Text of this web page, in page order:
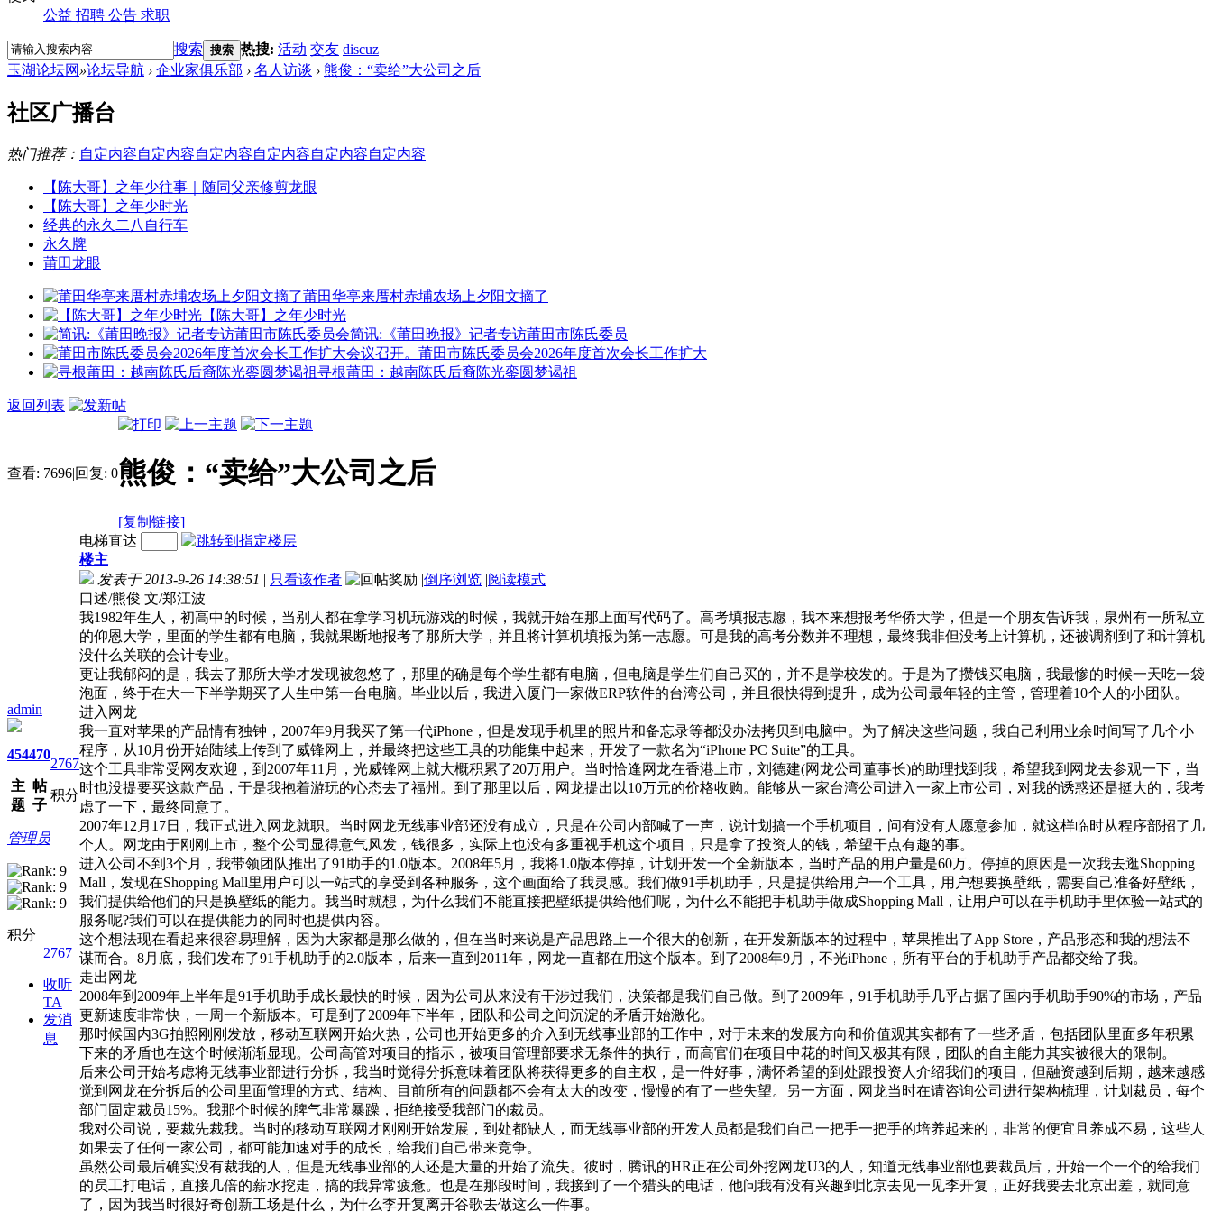
公益 招聘 公告 求职
搜索 搜索 热搜: 活动 交友 discuz
玉湖论坛网 »论坛导航 › 企业家俱乐部 › 名人访谈 › 熊俊：“卖给”大公司之后
社区广播台
热门推荐： 自定内容自定内容自定内容自定内容自定内容自定内容
【陈大哥】之年少往事｜随同父亲修剪龙眼
【陈大哥】之年少时光
经典的永久二八自行车
永久牌
莆田龙眼
莆田华亭来厝村赤埔农场上夕阳文摘了
【陈大哥】之年少时光
简讯:《莆田晚报》记者专访莆田市陈氏委员
莆田市陈氏委员会2026年度首次会长工作扩大
寻根莆田：越南陈氏后裔陈光銮圆梦谒祖
返回列表
查看: 7696|回复: 0熊俊：“卖给”大公司之后
[复制链接]
admin
454
主
题
470
帖
子
2767
积分
管理员
积分
2767
收听
TA
发消
息
电梯直达
楼主
发表于 2013-9-26 14:38:51 | 只看该作者 |倒序浏览 |阅读模式
口述/熊俊 文/郑江波
我1982年生人，初高中的时候，当别人都在拿学习机玩游戏的时候，我就开始在那上面写代码了。高考填报志愿，我本来想报考华侨大学，但是一个朋友告诉我，泉州有一所私立
的仰恩大学，里面的学生都有电脑，我就果断地报考了那所大学，并且将计算机填报为第一志愿。可是我的高考分数并不理想，最终我非但没考上计算机，还被调剂到了和计算机
没什么关联的会计专业。
更让我郁闷的是，我去了那所大学才发现被忽悠了，那里的确是每个学生都有电脑，但电脑是学生们自己买的，并不是学校发的。于是为了攒钱买电脑，我最惨的时候一天吃一袋
泡面，终于在大一下半学期买了人生中第一台电脑。毕业以后，我进入厦门一家做ERP软件的台湾公司，并且很快得到提升，成为公司最年轻的主管，管理着10个人的小团队。
进入网龙
我一直对苹果的产品情有独钟，2007年9月我买了第一代iPhone，但是发现手机里的照片和备忘录等都没办法拷贝到电脑中。为了解决这些问题，我自己利用业余时间写了几个小
程序，从10月份开始陆续上传到了威锋网上，并最终把这些工具的功能集中起来，开发了一款名为“iPhone PC Suite”的工具。
这个工具非常受网友欢迎，到2007年11月，光威锋网上就大概积累了20万用户。当时恰逢网龙在香港上市，刘德建(网龙公司董事长)的助理找到我，希望我到网龙去参观一下，当
时也没提要买这款产品，于是我抱着游玩的心态去了福州。到了那里以后，网龙提出以10万元的价格收购。能够从一家台湾公司进入一家上市公司，对我的诱惑还是挺大的，我考
虑了一下，最终同意了。
2007年12月17日，我正式进入网龙就职。当时网龙无线事业部还没有成立，只是在公司内部喊了一声，说计划搞一个手机项目，问有没有人愿意参加，就这样临时从程序部招了几
个人。网龙由于刚刚上市，整个公司显得意气风发，钱很多，实际上也没有多重视手机这个项目，只是拿了投资人的钱，希望干点有趣的事。
进入公司不到3个月，我带领团队推出了91助手的1.0版本。2008年5月，我将1.0版本停掉，计划开发一个全新版本，当时产品的用户量是60万。停掉的原因是一次我去逛Shopping
Mall，发现在Shopping Mall里用户可以一站式的享受到各种服务，这个画面给了我灵感。我们做91手机助手，只是提供给用户一个工具，用户想要换壁纸，需要自己准备好壁纸，
我们提供给他们的只是换壁纸的能力。我当时就想，为什么我们不能直接把壁纸提供给他们呢，为什么不能把手机助手做成Shopping Mall，让用户可以在手机助手里体验一站式的
服务呢?我们可以在提供能力的同时也提供内容。
这个想法现在看起来很容易理解，因为大家都是那么做的，但在当时来说是产品思路上一个很大的创新，在开发新版本的过程中，苹果推出了App Store，产品形态和我的想法不
谋而合。8月底，我们发布了91手机助手的2.0版本，后来一直到2011年，网龙一直都在用这个版本。到了2008年9月，不光iPhone，所有平台的手机助手产品都交给了我。
走出网龙
2008年到2009年上半年是91手机助手成长最快的时候，因为公司从来没有干涉过我们，决策都是我们自己做。到了2009年，91手机助手几乎占据了国内手机助手90%的市场，产品
更新速度非常快，一周一个新版本。可是到了2009年下半年，团队和公司之间沉淀的矛盾开始激化。
那时候国内3G拍照刚刚发放，移动互联网开始火热，公司也开始更多的介入到无线事业部的工作中，对于未来的发展方向和价值观其实都有了一些矛盾，包括团队里面多年积累
下来的矛盾也在这个时候渐渐显现。公司高管对项目的指示，被项目管理部要求无条件的执行，而高官们在项目中花的时间又极其有限，团队的自主能力其实被很大的限制。
后来公司开始考虑将无线事业部进行分拆，我当时觉得分拆意味着团队将获得更多的自主权，是一件好事，满怀希望的到处跟投资人介绍我们的项目，但融资越到后期，越来越感
觉到网龙在分拆后的公司里面管理的方式、结构、目前所有的问题都不会有太大的改变，慢慢的有了一些失望。另一方面，网龙当时在请咨询公司进行架构梳理，计划裁员，每个
部门固定裁员15%。我那个时候的脾气非常暴躁，拒绝接受我部门的裁员。
我对公司说，要裁先裁我。当时的移动互联网才刚刚开始发展，到处都缺人，而无线事业部的开发人员都是我们自己一把手一把手的培养起来的，非常的便宜且养成不易，这些人
如果去了任何一家公司，都可能加速对手的成长，给我们自己带来竞争。
虽然公司最后确实没有裁我的人，但是无线事业部的人还是大量的开始了流失。彼时，腾讯的HR正在公司外挖网龙U3的人，知道无线事业部也要裁员后，开始一个一个的给我们
的员工打电话，直接几倍的薪水挖走，搞的我异常疲惫。也是在那段时间，我接到了一个猎头的电话，他问我有没有兴趣到北京去见一见李开复，正好我要去北京出差，就同意
了，因为我当时很好奇创新工场是什么，为什么李开复离开谷歌去做这么一件事。